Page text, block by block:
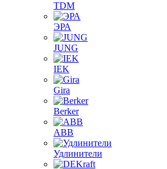
TDM
ЭРА
JUNG
IEK
Gira
Berker
ABB
Удлинители